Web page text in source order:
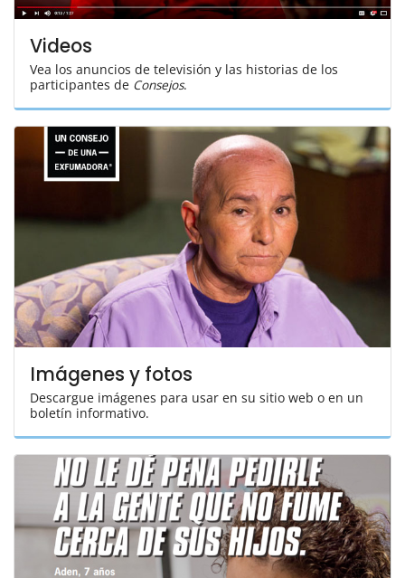
Videos
Vea los anuncios de televisión y las historias de los
participantes de Consejos.
Imágenes y fotos
Descargue imágenes para usar en su sitio web o en un
boletín informativo.